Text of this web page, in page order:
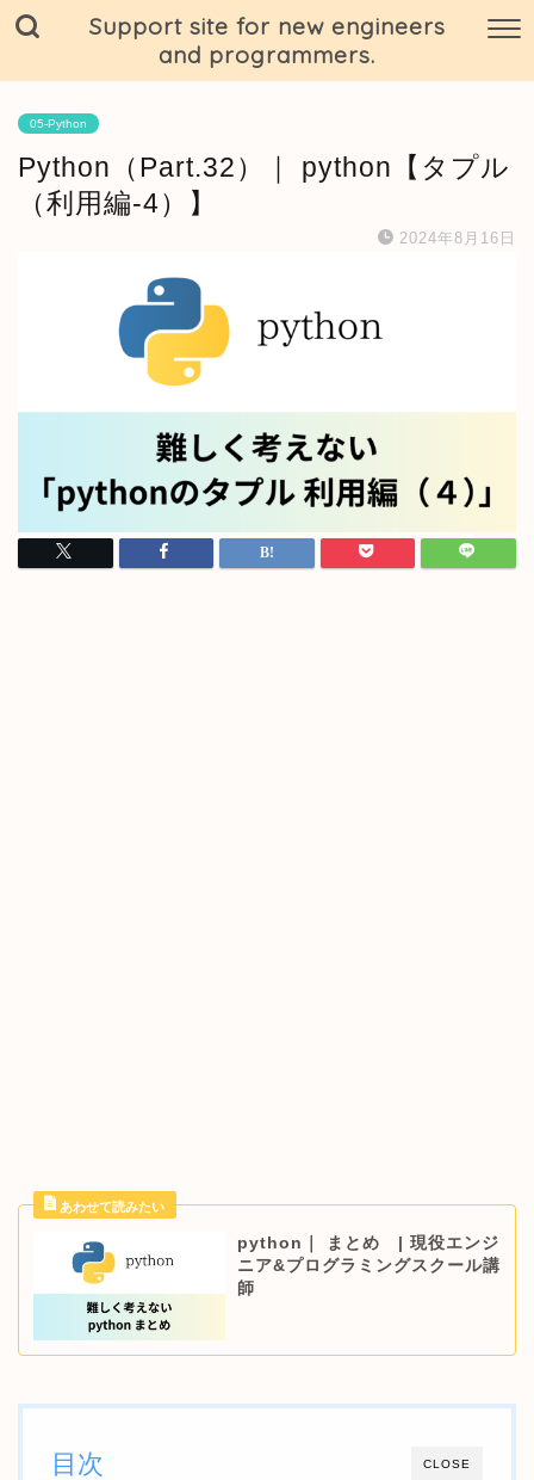
Support site for new engineers
and programmers.
05-Python
Python（Part.32）｜ python【タプル
（利用編-4）】
2024年8月16日
python｜ まとめ | 現役エンジ
ニア&プログラミングスクール講
師
CLOSE
目次